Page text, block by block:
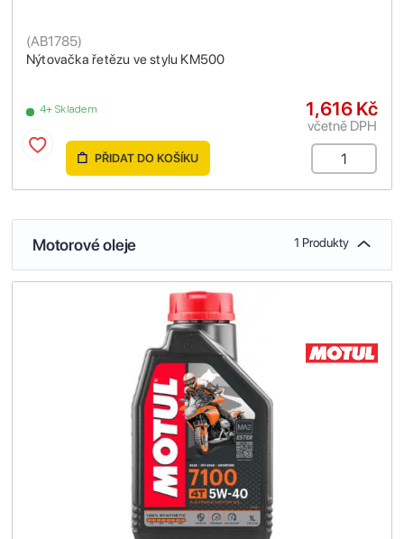
Nýtovačka řetězu ve stylu KM500
(AB1785)
4+ Skladem 1,616 Kč
včetně DPH
PŘIDAT DO KOŠÍKU
Motorové oleje 1 Produkty